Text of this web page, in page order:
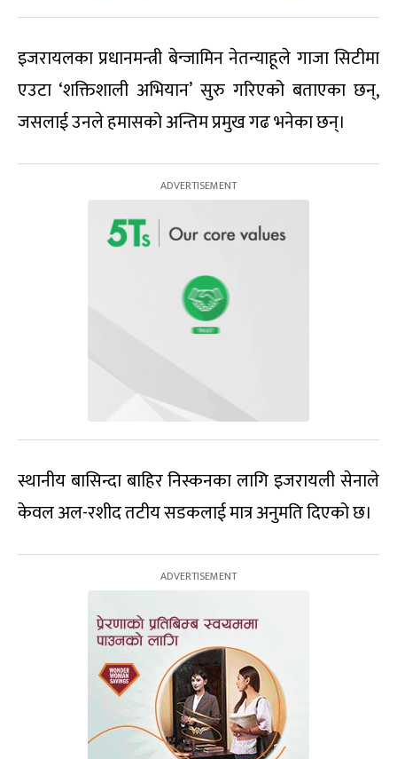
इजरायलका प्रधानमन्त्री बेन्जामिन नेतन्याहूले गाजा सिटीमा
एउटा ‘शक्तिशाली अभियान’ सुरु गरिएको बताएका छन्,
जसलाई उनले हमासको अन्तिम प्रमुख गढ भनेका छन्।
स्थानीय बासिन्दा बाहिर निस्कनका लागि इजरायली सेनाले
केवल अल-रशीद तटीय सडकलाई मात्र अनुमति दिएको छ।